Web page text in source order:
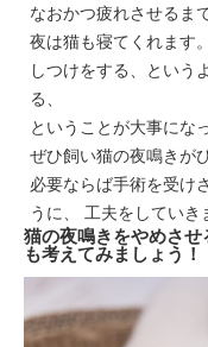
なおかつ疲れさせるま
夜は猫も寝てくれます。
しつけをする、という
る、
ということが大事にな
ぜひ飼い猫の夜鳴きが
必要ならば手術を受け
うに、 工夫をしていき
猫の夜鳴きをやめさ
も考えてみましょう！